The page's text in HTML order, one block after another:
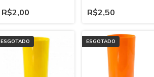
R$2,00 R$2,50
ESGOTADO ESGOTADO